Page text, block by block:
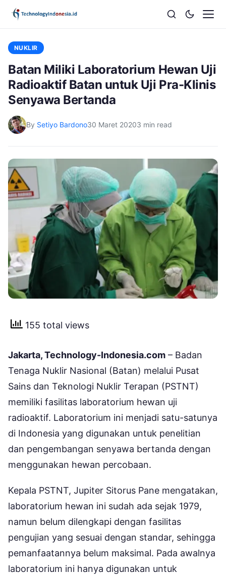
NUKLIR
Batan Miliki Laboratorium Hewan Uji
Radioaktif Batan untuk Uji Pra-Klinis
Senyawa Bertanda
By Setiyo Bardono30 Maret 20203 min read
155 total views
Jakarta, Technology-Indonesia.com – Badan
Tenaga Nuklir Nasional (Batan) melalui Pusat
Sains dan Teknologi Nuklir Terapan (PSTNT)
memiliki fasilitas laboratorium hewan uji
radioaktif. Laboratorium ini menjadi satu-satunya
di Indonesia yang digunakan untuk penelitian
dan pengembangan senyawa bertanda dengan
menggunakan hewan percobaan.
Kepala PSTNT, Jupiter Sitorus Pane mengatakan,
laboratorium hewan ini sudah ada sejak 1979,
namun belum dilengkapi dengan fasilitas
pengujian yang sesuai dengan standar, sehingga
pemanfaatannya belum maksimal. Pada awalnya
laboratorium ini hanya digunakan untuk